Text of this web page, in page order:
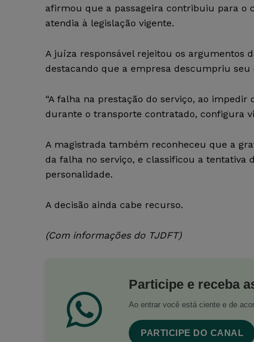
afirmou que a passageira contribuiu para o
atendia à legislação vigente.
A juíza responsável rejeitou os argumentos
destacando que a empresa descumpriu
“A falha na prestação do serviço, ao
durante o transporte contratado, configura
A magistrada também reconheceu que a
da falha no serviço, e classificou a
personalidade.
A decisão ainda cabe recurso.
(Com informações do TJDFT)
Participe e receba
Ao entrar você está ciente e de
PARTICIPE DO CANAL